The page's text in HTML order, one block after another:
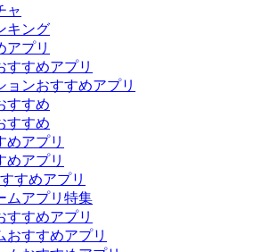
ャ
キング
アプリ
すすめアプリ
ョンおすすめアプリ
すすめ
すすめ
めアプリ
めアプリ
すめアプリ
ムアプリ特集
すすめアプリ
おすすめアプリ